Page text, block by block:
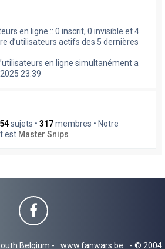
en ligne :: 0 inscrit, 0 invisible et 4
d’utilisateurs actifs des 5 dernières
en ligne simultanément a
23:39
sujets • 317membres • Notre
est Master Snips
Belgium - www.fanwars.be - © 2004